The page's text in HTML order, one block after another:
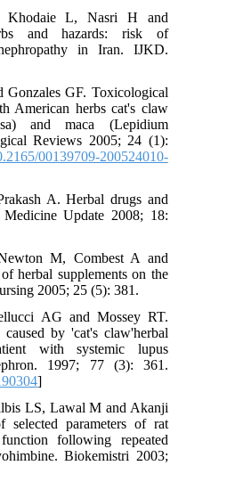
Khodaie L, Nasri H and
and hazards: risk of
nephropathy in Iran. IJKD.
Gonzales GF. Toxicological
American herbs cat's claw
and maca (Lepidium
Reviews 2005; 24 (1):
00139709-200524010-
Prakash A. Herbal drugs and
Medicine Update 2008; 18:
Newton M, Combest A and
of herbal supplements on the
Nursing 2005; 25 (5): 381.
Bellucci AG and Mossey RT.
caused by 'cat's claw'herbal
with systemic lupus
Nephron. 1997; 77 (3): 361.
Bilbis LS, Lawal M and Akanji
of selected parameters of rat
function following repeated
yohimbine. Biokemistri 2003;